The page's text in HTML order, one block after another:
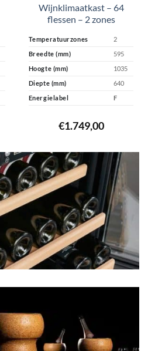
Wijnklimaatkast – 64
flessen – 2 zones
Temperatuurzones
2
Breedte (mm)
595
Hoogte (mm)
1035
Diepte (mm)
640
Energielabel
F
€1.749,00